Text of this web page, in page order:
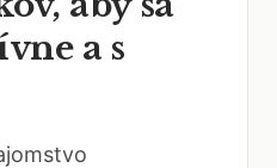
a s